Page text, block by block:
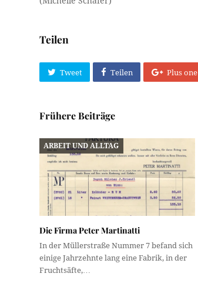
Teilen
Tweet Teilen Plus one
Frühere Beiträge
ARBEIT UND ALLTAG
Die Firma Peter Martinatti
In der Müllerstraße Nummer 7 befand sich
einige Jahrzehnte lang eine Fabrik, in der
Fruchtsäfte,…